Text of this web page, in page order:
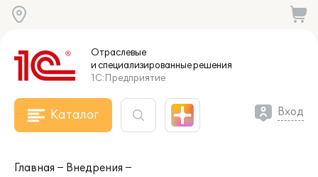
Отраслевые
и специализированныерешения
1С:Предприятие
Каталог Вход
Главная
Внедрения